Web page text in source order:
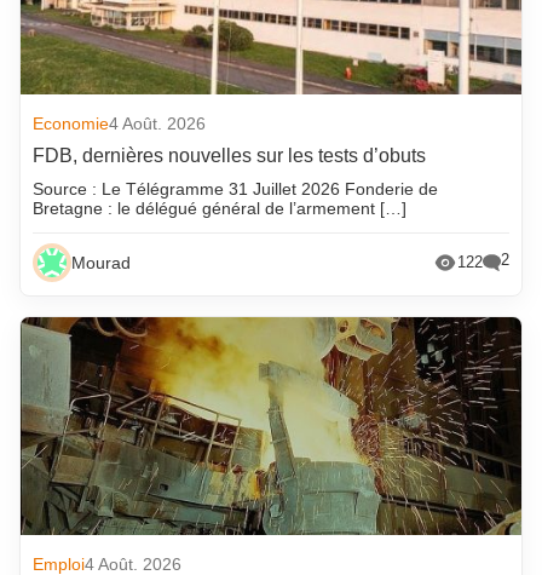
Economie4 Août. 2026
FDB, dernières nouvelles sur les tests d’obuts
Source : Le Télégramme 31 Juillet 2026 Fonderie de
Bretagne : le délégué général de l’armement […]
Mourad 122 2
Emploi4 Août. 2026